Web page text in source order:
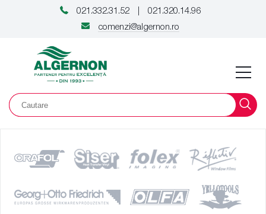
021.332.31.52
021.320.14.96
comenzi@algernon.ro